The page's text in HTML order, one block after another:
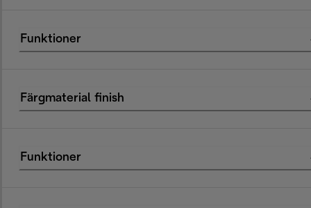
Funktioner
Färgmaterial finish
Funktioner